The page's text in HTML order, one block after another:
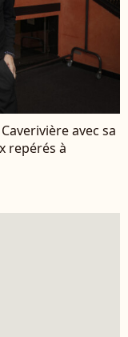
avec sa
repérés à